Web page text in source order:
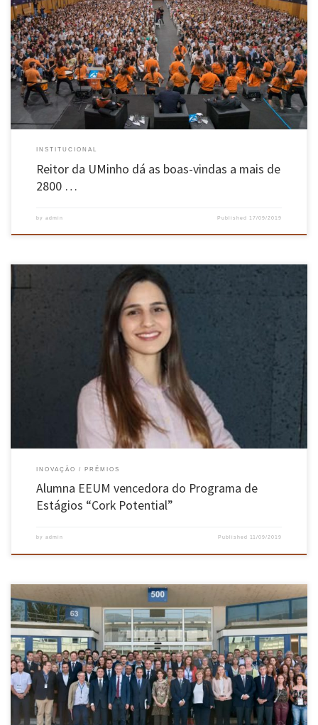
Cerimónia contou com a participação de cerca de 800 novos alunos da Escola de Engenharia
Os mais de 2800 novos estudantes da Universidade do Minho foram oficialmente recebidos
no dia 16 de setembro, no Complexo Desportivo do campus de Gualtar, em Braga. A sessão
incluiu intervenções do ministro da Ciência, […]
INSTITUCIONAL
Reitor da UMinho dá as boas-vindas a mais de
2800 …
by admin Published 17/09/2019
Tânia Melo, Alumna de Engenharia e Gestão Industrial da Escola de Engenharia da
Universidade do Minho é a vencedora da 6ª Edição do Programa de Estágios “Cork
Potential”, promovido pela Corticeira Amorim. Tânia Melo desenvolveu o projeto de
dissertação na área de Engenharia de Produto, intitulado “Aplicação de Princípios Lean […]
INOVAÇÃO PRÉMIOS
Alumna EEUM vencedora do Programa de
Estágios “Cork Potential”
by admin Published 11/09/2019
O Presidente da Escola de Engenharia, João L. Monteiro, participou, juntamente com o
Reitor da Universidade do Minho, Rui Vieira de Castro, numa visita ao CERN, que se realizou
a 4 de setembro. A convite do Ministério da Ciência, Tecnologia e Ensino Superior, este
encontro juntou mais de 30 instituições […]